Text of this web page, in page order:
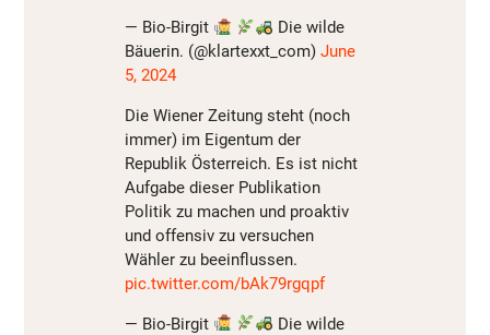
— Bio-Birgit
Die wilde
Bäuerin. (@klartexxt_com) June
5, 2024
Die Wiener Zeitung steht (noch
immer) im Eigentum der
Republik Österreich. Es ist nicht
Aufgabe dieser Publikation
Politik zu machen und proaktiv
und offensiv zu versuchen
Wähler zu beeinflussen.
pic.twitter.com/bAk79rgqpf
— Bio-Birgit
Die wilde